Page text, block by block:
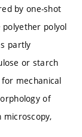
by one-shot
polyol
partly
or starch
mechanical
of
microscopy,